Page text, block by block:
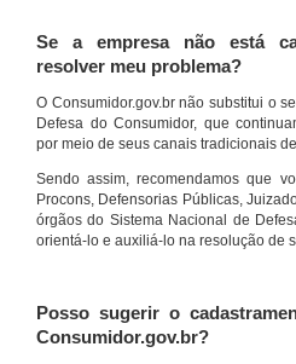
Se a empresa não está
resolver meu problema?
O Consumidor.gov.br não substitui o
Defesa do Consumidor, que
por meio de seus canais tradicionais
Sendo assim, recomendamos que
Procons, Defensorias Públicas,
órgãos do Sistema Nacional de
orientá-lo e auxiliá-lo na resolução de
Posso sugerir o
Consumidor.gov.br?